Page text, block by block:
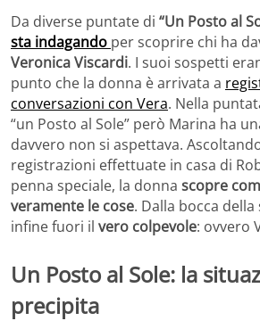
Da diverse puntate di “Un Posto al
sta indagando per scoprire chi ha
Veronica Viscardi. I suoi sospetti
punto che la donna è arrivata a
conversazioni con Vera. Nella
“un Posto al Sole” però Marina ha
davvero non si aspettava.
registrazioni effettuate in casa di
penna speciale, la donna scopre
veramente le cose. Dalla bocca della
infine fuori il vero colpevole: ovvero
Un Posto al Sole: la
precipita